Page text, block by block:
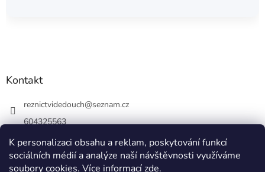
K personalizaci obsahu a reklam, poskytování funkcí
sociálních médií a analýze naší návštěvnosti využíváme
soubory cookies. Více informacízde.
Kontakt
reznictvidedouch@seznam.cz
604325563